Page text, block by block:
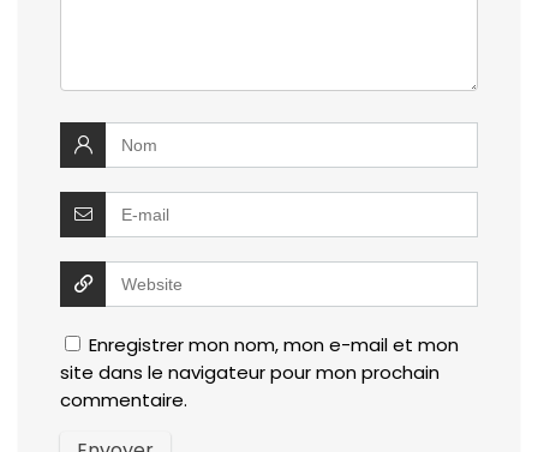
Enregistrer mon nom, mon e-mail et mon
site dans le navigateur pour mon prochain
commentaire.